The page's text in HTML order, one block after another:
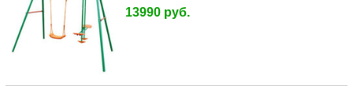
13990 руб.